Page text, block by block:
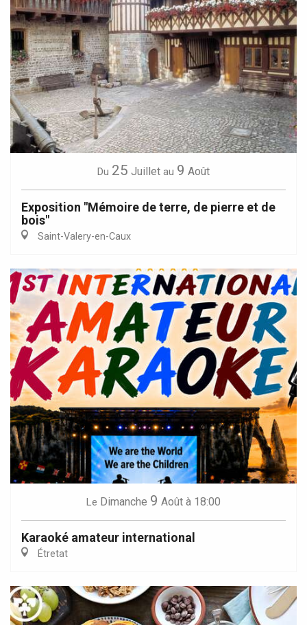
Du 25 Juillet au 9 Août
Exposition "Mémoire de terre, de pierre et de
bois"
Saint-Valery-en-Caux
Le Dimanche 9 Août à 18:00
Karaoké amateur international
Étretat